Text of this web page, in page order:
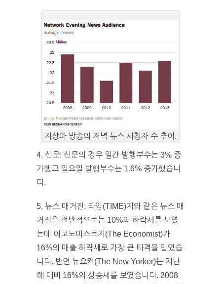
지상파 방송의 저녁 뉴스 시청자 수 추이.
4. 신문: 신문의 경우 일간 발행부수는 3% 증
가했고 일요일 발행부수는 1.6% 증가했습니
다.
5. 뉴스 매거진: 타임(TIME)지와 같은 뉴스 매
거진은 전반적으로는 10%의 하락세를 보였
는데 이코노미스트지(The Economist)가
16%의 매출 하락세로 가장 큰 타격을 입었습
니다. 반면 뉴요커(The New Yorker)는 지난
해 대비 16%의 상승세를 보였습니다. 2008